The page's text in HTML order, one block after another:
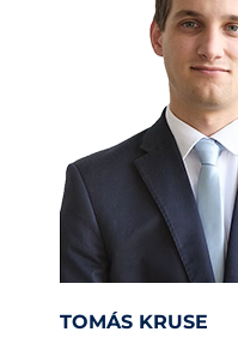
TOMÁS KRUSE